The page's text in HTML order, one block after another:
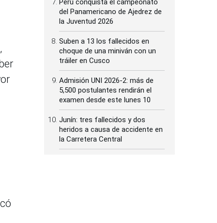
Perú conquista el campeonato
del Panamericano de Ajedrez de
la Juventud 2026
Suben a 13 los fallecidos en
choque de una miniván con un
tráiler en Cusco
Admisión UNI 2026-2: más de
5,500 postulantes rendirán el
examen desde este lunes 10
Junín: tres fallecidos y dos
heridos a causa de accidente en
la Carretera Central